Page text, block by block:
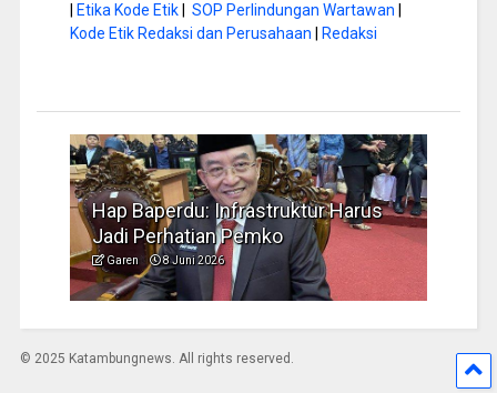
Etika Kode Etik| SOP Perlindungan Wartawan
Kode Etik Redaksi dan Perusahaan
Redaksi
Hap Baperdu: Infrastruktur Harus
Jadi Perhatian Pemko
Garen 8 Juni 2026
© 2025 Katambungnews. All rights reserved.